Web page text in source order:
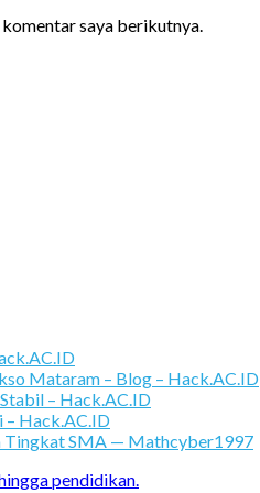
komentar saya berikutnya.
Mataram – Blog – Hack.AC.ID
– Hack.AC.ID
– Hack.AC.ID
Tingkat SMA — Mathcyber1997
pendidikan.